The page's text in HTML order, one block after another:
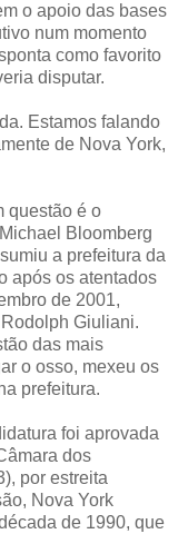
o apoio das bases
num momento
como favorito
disputar.
Estamos falando
de Nova York,
questão é o
Bloomberg
a prefeitura da
após os atentados
de 2001,
Giuliani.
das mais
o osso, mexeu os
prefeitura.
foi aprovada
dos
por estreita
Nova York
de 1990, que